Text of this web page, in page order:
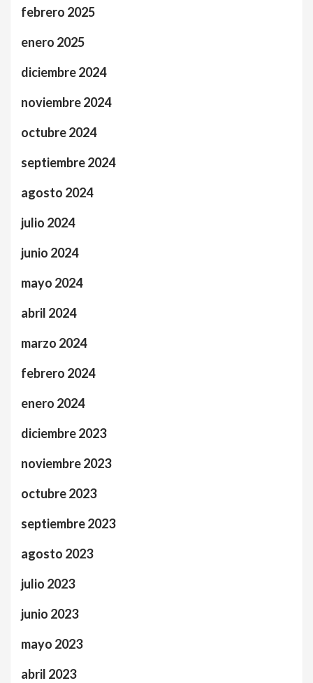
febrero 2025
enero 2025
diciembre 2024
noviembre 2024
octubre 2024
septiembre 2024
agosto 2024
julio 2024
junio 2024
mayo 2024
abril 2024
marzo 2024
febrero 2024
enero 2024
diciembre 2023
noviembre 2023
octubre 2023
septiembre 2023
agosto 2023
julio 2023
junio 2023
mayo 2023
abril 2023